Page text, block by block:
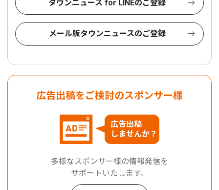
タウンニュース for LINEのご登録
メール版タウンニュースのご登録
広告出稿をご検討のスポンサー様
広告出稿
しませんか？
多様なスポンサー様の情報発信を
サポートいたします。